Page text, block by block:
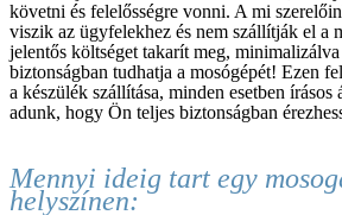
követni és felelősségre vonni. A mi
viszik az ügyfelekhez és nem szállítják el a
jelentős költséget takarít meg,
biztonságban tudhatja a mosógépét! Ezen
a készülék szállítása, minden esetben
adunk, hogy Ön teljes biztonságban
Mennyi ideig tart egy
helyszínen: